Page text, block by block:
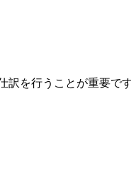
を行うことが重要で